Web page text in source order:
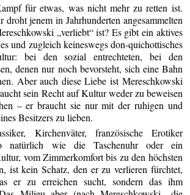
für etwas, was nicht mehr zu retten ist.
jenem in Jahrhunderten angesammelten
„verliebt“ ist? Es gibt ein aktives
und zugleich keineswegs don-quichottisches
bei den sozial entrechteten, bei den
denen nur noch bevorsteht, sich eine Bahn
Aber auch diese Liebe ist Mereschkowski
sein Recht auf Kultur weder zu beweisen
– er braucht sie nur mit der ruhigen und
Besitzers zu lieben.
Kirchenväter, französische Erotiker
natürlich wie die Taschenuhr oder ein
vom Zimmerkomfort bis zu den höchsten
ist kein Schatz, den er zu verlieren fürchtet,
er zu erreichen sucht, sondern das ihm